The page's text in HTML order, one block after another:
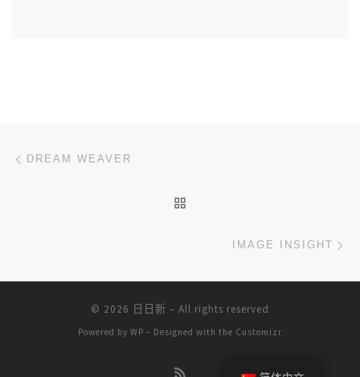
文章导航
DREAM WEAVER
IMAGE INSIGHT
© 2026 日日新 – All rights reserved
Powered by WP – Designed with the Customizr